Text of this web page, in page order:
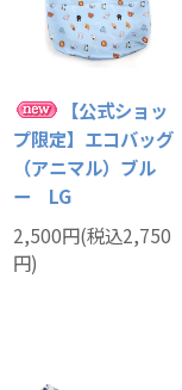
【公式ショッ
プ限定】エコバッグ
（アニマル）ブル
ー LG
2,500円(税込2,750
円)